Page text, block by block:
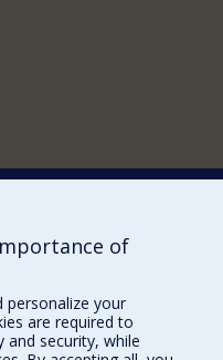
of
personalize your
are required to
and security, while